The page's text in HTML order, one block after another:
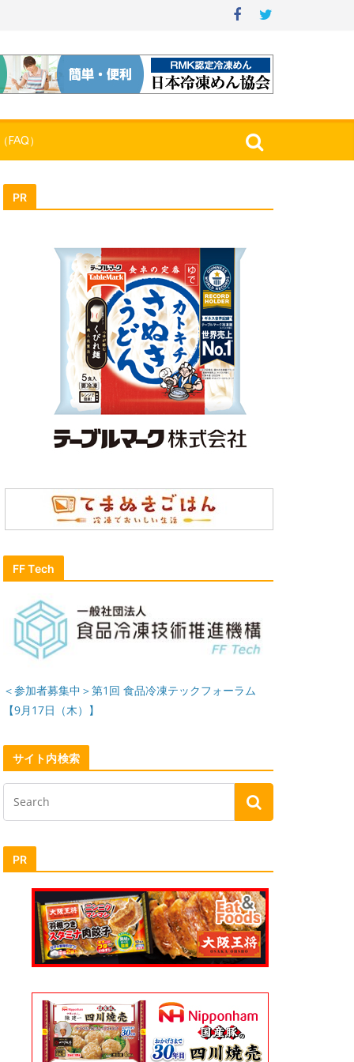
）
PR
FF Tech
＜参加者募集中＞第1回 食品冷凍テックフォーラム
【9月17日（木）】
サイト内検索
PR